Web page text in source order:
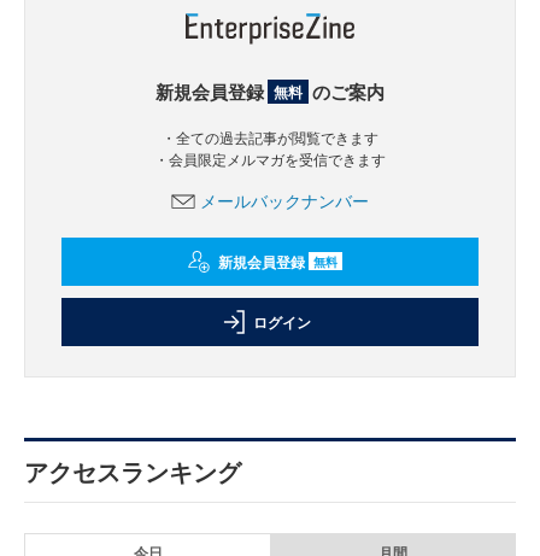
新規会員登録 無料 のご案内
・全ての過去記事が閲覧できます
・会員限定メルマガを受信できます
メールバックナンバー
新規会員登録 無料
ログイン
アクセスランキング